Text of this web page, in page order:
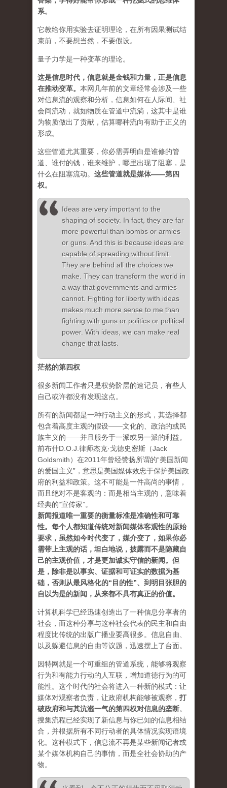
系。
它教给你用实验去证明理论，在所有因果测试结
束前，不要想当然，不要假设。
量子力学是一种变革的理论。
这是信息时代，信息就是金钱和力量，正是信息
在推动变革。 本网几年前的文章经常会涉及一些
对信息流的观察和分析，信息如何在人际间、社
会间流动，就如物质在管道中流淌，这其中是谁
为物质做出了贡献，估算哪种流向有助于正义的
形成。
这些管道尤其重要，你必需弄明白是谁修的管
道、谁付的钱，谁来维护，哪里出现了阻塞，是
什么在阻塞流动。 这些管道就是媒体——第四
权。
Ideas are very important to the
shaping of society. In fact, they are far
more powerful than bombs or armies
or guns. And this is because ideas are
capable of spreading without limit.
They are behind all the choices we
make. They can transform the world in
a way that governments and armies
cannot. Fighting for liberty with ideas
makes much more sense to me than
fighting with guns or politics or political
power. With ideas, we can make real
change that lasts.
茫然的第四权
很多新闻工作者只是权势阶层的速记员，有些人
自己或许都没有发现这点。
所有的新闻都是一种行动主义的形式，其选择都
包含着高度主观的假设——文化的、政治的或民
族主义的——并且服务于一派或另一派的利益。
前布什D.O.J.律师杰克·戈德史密斯（Jack
Goldsmith）在2011年曾经赞扬所谓的“美国新闻
的爱国主义”，意思是美国媒体效忠于保护美国政
府的利益和政策。这不可能是一件高尚的事情，
而且绝对不是客观的：而是相当主观的，意味着
经典的“宣传家”。
新闻报道唯一重要的衡量标准是准确性和可靠
性。每个人都知道传统对新闻媒体客观性的原始
要求，虽然如今时代变了，媒介变了，如果你必
需带上主观的话，坦白地说，披露而不是隐藏自
己的主观价值，才是更加诚实守信的新闻。但
是，除非是以事实、证据和可证实的数据为基
础，否则从最风格化的“目的性”、到明目张胆的
自以为是的新闻，从来都不具有真正的价值。
计算机科学已经迅速创造出了一种信息分享者的
社会，而这种分享与这种社会代表的民主和自由
程度比传统的出版广播业要高很多。信息自由、
以及躲避信息的自由等议题，迅速摆上了台面。
因特网就是一个可重组的管道系统，能够将观察
行为和有能力行动的人互联，增加道德行为的可
能性。这个时代的社会将进入一种新的模式：让
媒体对观察者负责，让政府机构能够被观察， 打
破政府和与其沆瀣一气的第四权对信息的垄断。
搜集流程已经实现了新信息与你已知的信息相结
合，并根据所有不同行动者的具体情况实现语境
化。这种模式下，信息流不再是某些新闻记者或
某个媒体机构自己的事情，而是全社会协助的产
物。